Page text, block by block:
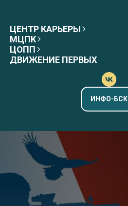
ЦЕНТР КАРЬЕРЫ
МЦПК
ЦОПП
ДВИЖЕНИЕ ПЕРВЫХ
ИНФО-БСК